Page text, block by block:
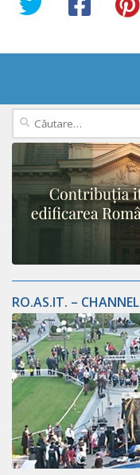
Caută
după:
RO.AS.IT. – CHANNEL